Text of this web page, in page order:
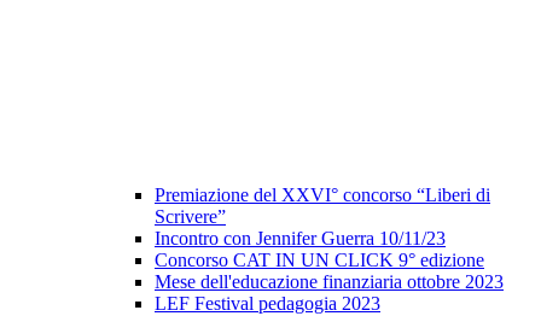
Premiazione del XXVI° concorso “Liberi di
Scrivere”
Incontro con Jennifer Guerra 10/11/23
Concorso CAT IN UN CLICK 9° edizione
Mese dell'educazione finanziaria ottobre 2023
LEF Festival pedagogia 2023